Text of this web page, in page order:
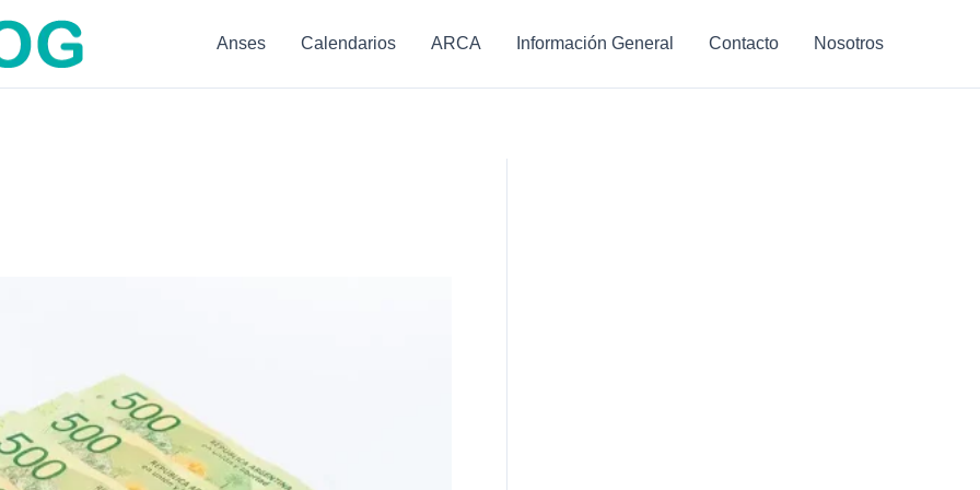
Anses Calendarios ARCA Información General Contacto Nosotros